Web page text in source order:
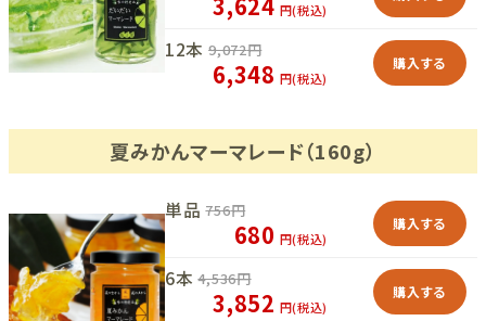
3,624 円(税込)
12本 9,072円
6,348 円(税込)
購入する
夏みかんマーマレード（160g）
単品 756円
680 円(税込)
購入する
6本 4,536円
3,852 円(税込)
購入する